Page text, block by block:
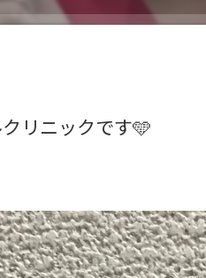
リニックです🩵